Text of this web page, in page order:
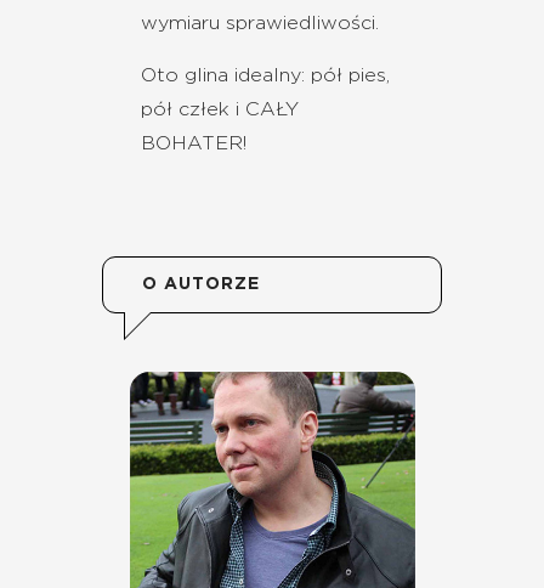
wymiaru sprawiedliwości.
Oto glina idealny: pół pies,
pół człek i CAŁY
BOHATER!
O AUTORZE